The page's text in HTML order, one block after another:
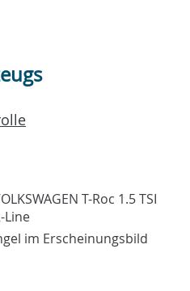
im Erscheinungsbild